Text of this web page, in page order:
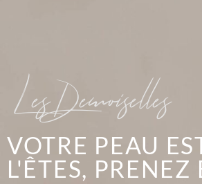
Les Demoiselles
VOTRE PEAU
L'ÊTES,